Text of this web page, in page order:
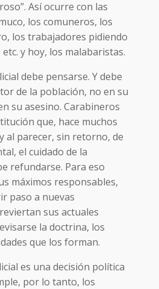
Así ocurre con las
los comuneros, los
los trabajadores pidiendo
y hoy, los malabaristas.
debe pensarse. Y debe
de la población, no en su
su asesino. Carabineros
que, hace muchos
al parecer, sin retorno, de
el cuidado de la
refundarse. Para eso
máximos responsables,
paso a nuevas
sus actuales
la doctrina, los
que los forman.
es una decisión política
por lo tanto, los